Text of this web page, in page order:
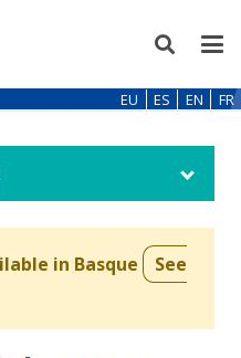
EU ES EN FR
in Basque
See